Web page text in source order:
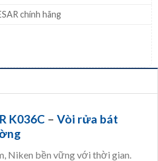
chính hãng
K036C – Vòi rửa bát
Niken bền vững với thời gian.